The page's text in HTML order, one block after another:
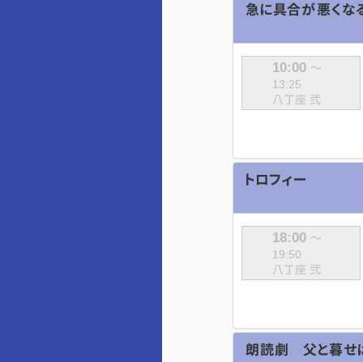
急に具合が悪くな
10:00 ～
13:25
八丁座 弐
トロフィー
18:00 ～
19:50
八丁座 弐
朗読劇 父と暮せ